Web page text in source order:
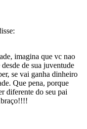
imagina que vc nao
de sua juventude
se vai ganha dinheiro
Que pena, porque
diferente do seu pai